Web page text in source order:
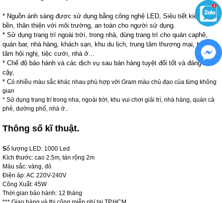
* Nguồn ánh sáng được sử dụng bằng công nghệ LED, Siêu tiết kiệm, siêu
bền, thân thiện với môi trường, an toàn cho người sử dụng.
* Sử dụng trang trí ngoài trời, trong nhà, dùng trang trí cho quán caphê,
quán bar, nhà hàng, khách sạn, khu du lịch, trung tâm thương mại, trung
tâm hội nghị, tiệc cưới, nhà ở...
* Chế độ bảo hành và các dịch vụ sau bán hàng tuyệt đối tốt và đáng tin
cậy,
* Có nhiều màu sắc khác nhau phù hợp với Gram màu chủ đạo của từng không
gian
* Sử dụng trang trí trong nha, ngoài trời, khu vui chơi giải trí, nhà hàng, quán cà
phê, dường phố, nhà ở..
Thông số kĩ thuật.
Số lượng LED: 1000 Led
Kích thước: cao 2.5m, tán rộng 2m
Màu sắc: vàng, đỏ
Điện áp: AC 220V-240V
Công Xuất: 45W
Thời gian bảo hành: 12 tháng